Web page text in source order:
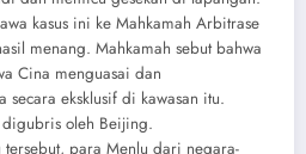
kasus ini ke Mahkamah Arbitrase
menang. Mahkamah sebut bahwa
Cina menguasai dan
secara eksklusif di kawasan itu.
digubris oleh Beijing.
para Menlu dari negara-